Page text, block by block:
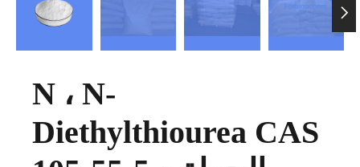

N ، N-
Diethylthiourea CAS